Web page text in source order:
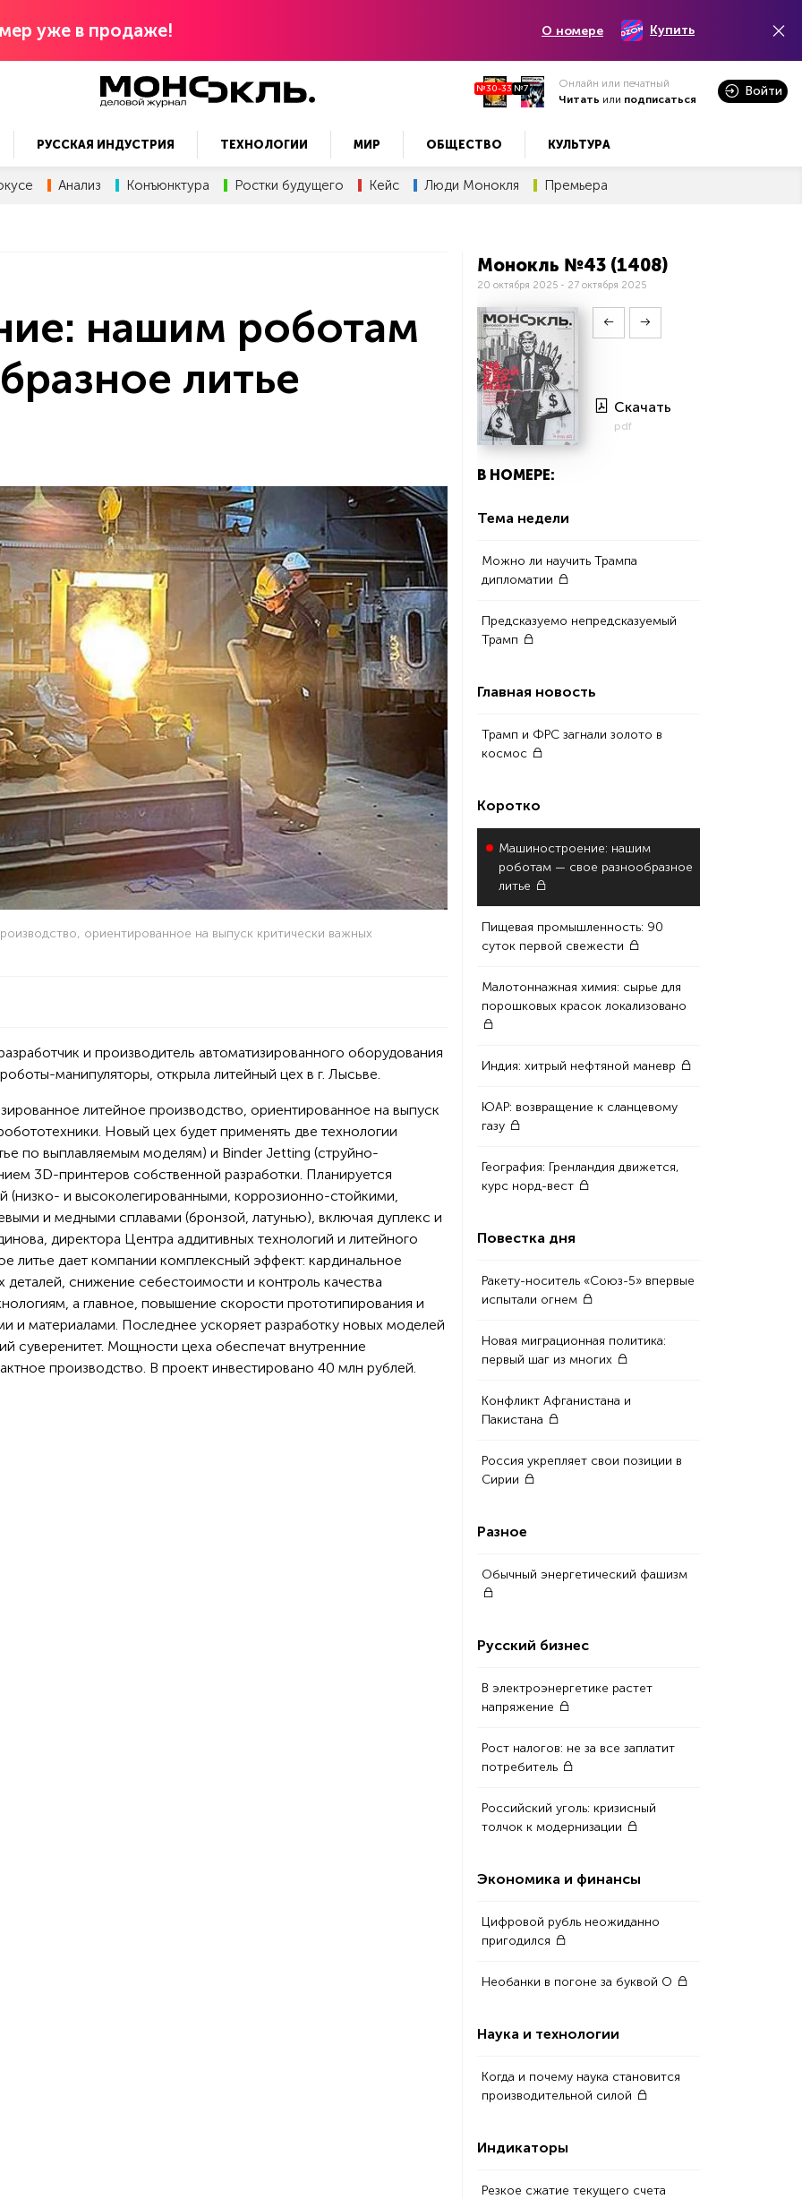
уже в продаже! О номере Купить
№30-33 №7
Онлайн или печатный
Читать или подписаться
Войти
РУССКАЯ ИНДУСТРИЯ ТЕХНОЛОГИИ МИР ОБЩЕСТВО КУЛЬТУРА
Анализ Конъюнктура Ростки будущего Кейс Люди Монокля Премьера
нашим роботам
литье
ориентированное на выпуск критически важных
и производитель автоматизированного оборудования
манипуляторы, открыла литейный цех в г. Лысьве.
литейное производство, ориентированное на выпуск
Новый цех будет применять две технологии
по выплавляемым моделям) и Binder Jetting (струйно-
3D-принтеров собственной разработки. Планируется
(низко- и высоколегированными, коррозионно-стойкими,
и медными сплавами (бронзой, латунью), включая дуплекс и
директора Центра аддитивных технологий и литейного
литье дает компании комплексный эффект: кардинальное
снижение себестоимости и контроль качества
а главное, повышение скорости прототипирования и
и материалами. Последнее ускоряет разработку новых моделей
суверенитет. Мощности цеха обеспечат внутренние
производство. В проект инвестировано 40 млн рублей.
Монокль №43 (1408)
20 октября 2025 - 27 октября 2025
Скачать
pdf
В НОМЕРЕ:
Тема недели
Можно ли научить Трампа
дипломатии
Предсказуемо непредсказуемый
Трамп
Главная новость
Трамп и ФРС загнали золото в
космос
Коротко
Машиностроение: нашим
роботам — свое разнообразное
литье
Пищевая промышленность: 90
суток первой свежести
Малотоннажная химия: сырье для
порошковых красок локализовано
Индия: хитрый нефтяной маневр
ЮАР: возвращение к сланцевому
газу
География: Гренландия движется,
курс норд-вест
Повестка дня
Ракету-носитель «Союз-5» впервые
испытали огнем
Новая миграционная политика:
первый шаг из многих
Конфликт Афганистана и
Пакистана
Россия укрепляет свои позиции в
Сирии
Разное
Обычный энергетический фашизм
Русский бизнес
В электроэнергетике растет
напряжение
Рост налогов: не за все заплатит
потребитель
Российский уголь: кризисный
толчок к модернизации
Экономика и финансы
Цифровой рубль неожиданно
пригодился
Необанки в погоне за буквой О
Наука и технологии
Когда и почему наука становится
производительной силой
Индикаторы
Резкое сжатие текущего счета